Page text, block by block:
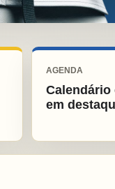
AGENDA
Calendário
em